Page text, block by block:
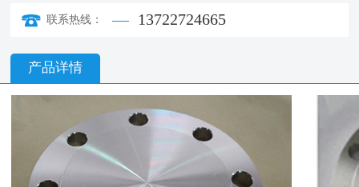
联系热线： 13722724665
产品详情